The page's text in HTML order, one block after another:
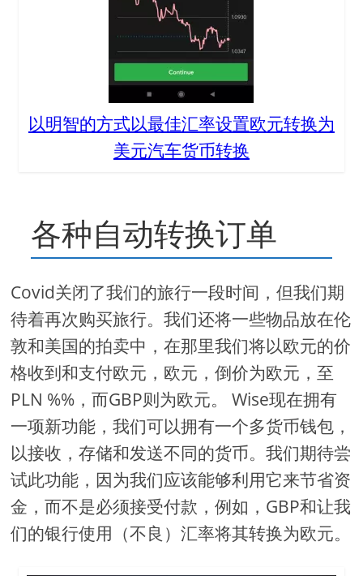
以明智的方式以最佳汇率设置欧元转换为
美元汽车货币转换
各种自动转换订单
Covid关闭了我们的旅行一段时间，但我们期
待着再次购买旅行。我们还将一些物品放在伦
敦和美国的拍卖中，在那里我们将以欧元的价
格收到和支付欧元，欧元，倒价为欧元，至
PLN %%，而GBP则为欧元。 Wise现在拥有
一项新功能，我们可以拥有一个多货币钱包，
以接收，存储和发送不同的货币。我们期待尝
试此功能，因为我们应该能够利用它来节省资
金，而不是必须接受付款，例如，GBP和让我
们的银行使用（不良）汇率将其转换为欧元。